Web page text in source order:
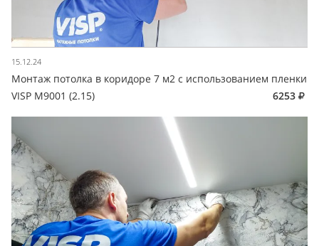
15.12.24
Монтаж потолка в коридоре 7 м2 с использованием пленки
VISP M9001 (2.15)
6253